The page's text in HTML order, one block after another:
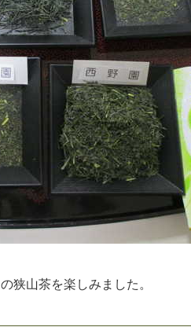
の狭山茶を楽 しみ ま した 。